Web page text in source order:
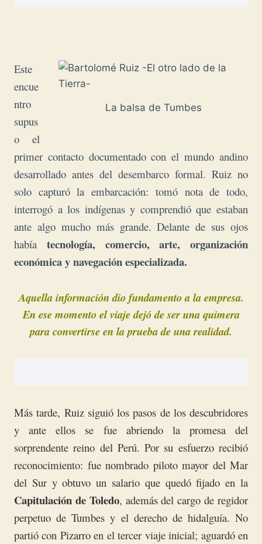
La balsa de Tumbes
Este
encue
ntro
supus
o el
primer contacto documentado con el mundo andino
desarrollado antes del desembarco formal. Ruiz no
solo capturó la embarcación: tomó nota de todo,
interrogó a los indígenas y comprendió que estaban
ante algo mucho más grande. Delante de sus ojos
había tecnología, comercio, arte, organización
económica y navegación especializada.
Aquella información dio fundamento a la empresa.
En ese momento el viaje dejó de ser una quimera
para convertirse en la prueba de una realidad.
Más tarde, Ruiz siguió los pasos de los descubridores
y ante ellos se fue abriendo la promesa del
sorprendente reino del Perú. Por su esfuerzo recibió
reconocimiento: fue nombrado piloto mayor del Mar
del Sur y obtuvo un salario que quedó fijado en la
Capitulación de Toledo, además del cargo de regidor
perpetuo de Tumbes y el derecho de hidalguía. No
partió con Pizarro en el tercer viaje inicial; aguardó en